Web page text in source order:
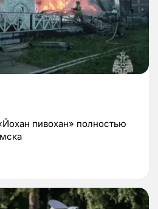
пивохан» полностью